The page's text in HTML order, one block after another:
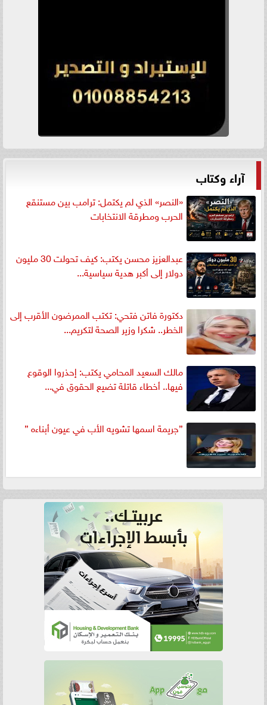
آراء وكتاب
«النصر» الذي لم يكتمل: ترامب بين مستنقع
الحرب ومطرقة الانتخابات
عبدالعزيز محسن يكتب: كيف تحولت 30 مليون
دولار إلى أكبر هدية سياسية...
دكتورة فاتن فتحي: تكتب الممرضون الأقرب إلى
الخطر.. شكرا وزير الصحة لتكريم...
مالك السعيد المحامي يكتب: إحذروا الوقوع
فيها.. أخطاء قاتلة تضيع الحقوق في...
”جريمة اسمها تشويه الأب في عيون أبناءه ”